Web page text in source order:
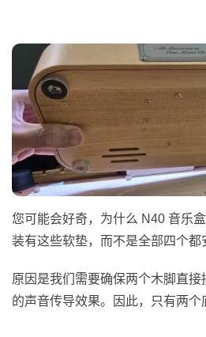
您可能会好奇，为什么 N40 音乐
装有这些软垫，而不是全部四个都
原因是我们需要确保两个木脚直
的声音传导效果。因此，只有两个